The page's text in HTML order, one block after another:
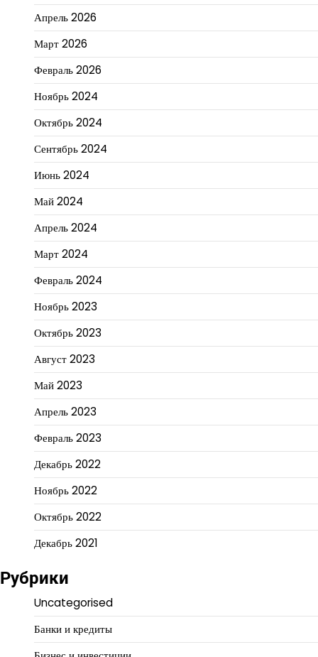
Апрель 2026
Март 2026
Февраль 2026
Ноябрь 2024
Октябрь 2024
Сентябрь 2024
Июнь 2024
Май 2024
Апрель 2024
Март 2024
Февраль 2024
Ноябрь 2023
Октябрь 2023
Август 2023
Май 2023
Апрель 2023
Февраль 2023
Декабрь 2022
Ноябрь 2022
Октябрь 2022
Декабрь 2021
Рубрики
Uncategorised
Банки и кредиты